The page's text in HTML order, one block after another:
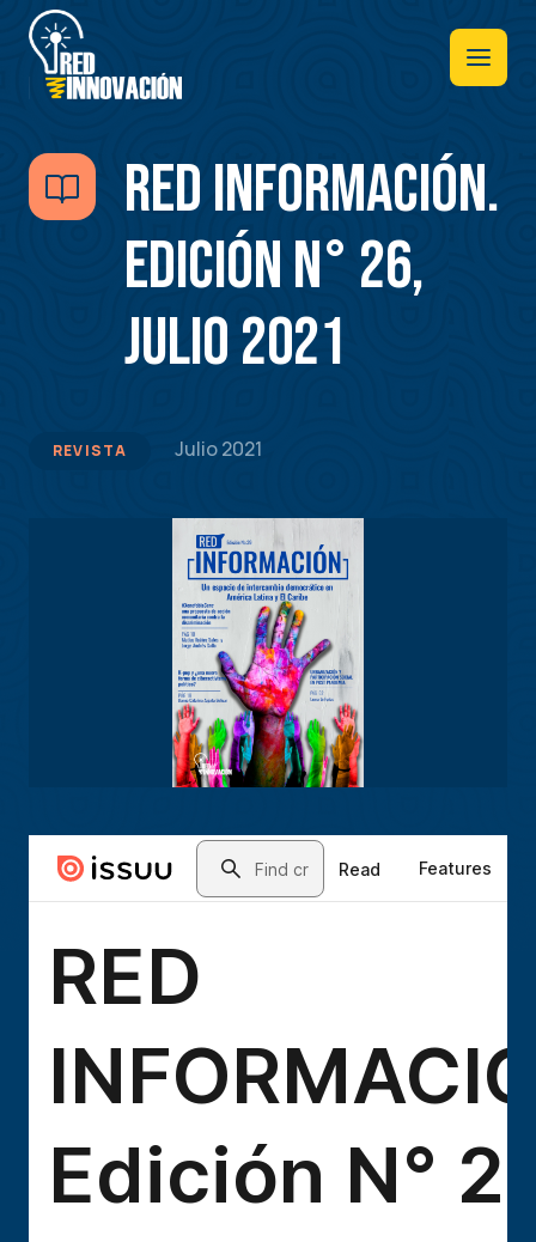
Pasar
contenido
principal
RED INFORMACIÓN.
Edición N° 26,
Julio 2021
REVISTA Julio 2021